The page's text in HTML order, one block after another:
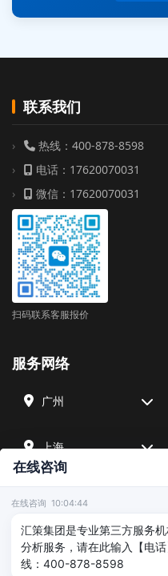
联系我们
热线：400-878-8598
电话：17620070031
微信：17620070031
扫码联系客服报价
服务网络
广州
上海
北京
在线咨询
在线咨询 10:04:44
汇策集团是专业第三方服务
分析服务，请在此输入【电
线：400-878-8598